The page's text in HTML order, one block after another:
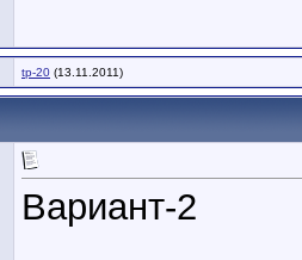
tp-20 (13.11.2011)
Вариант-2